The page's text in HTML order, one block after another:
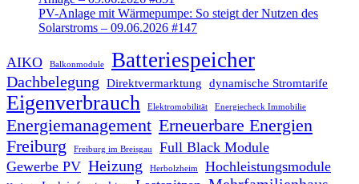
PV-Anlage mit Wärmepumpe: So steigt der Nutzen des
Solarstroms – 09.06.2026 #147
AIKO Balkonmodule Batteriespeicher
Dachbelegung Direktvermarktung dynamische Stromtarife
Eigenverbrauch Elektromobilität Energiecheck Immobilie
Energiemanagement Erneuerbare Energien
Freiburg
Freiburg im Breisgau
Full Black Module
Gewerbe PV Heizung Herbolzheim Hochleistungsmodule